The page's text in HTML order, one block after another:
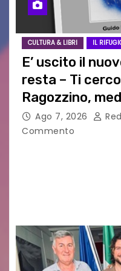
CULTURA & LIBRI IL
E’ uscito il
resta – Ti
Ragozzino,
Capua
Ago 7, 2026
Commento